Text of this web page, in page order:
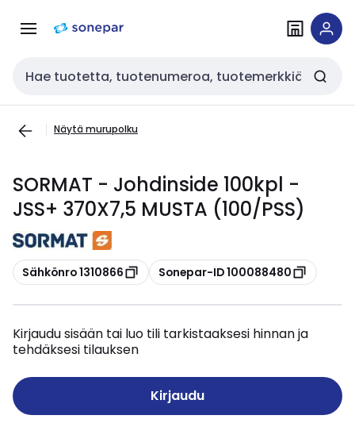
navigointiinsisältöön
Haku
Näytä murupolku
SORMAT - Johdinside 100kpl -
JSS+ 370X7,5 MUSTA (100/PSS)
Kopioi
Sähkönro 1310866 Kopioi
Sonepar-ID 100088480
Kirjaudu sisään tai luo tili tarkistaaksesi hinnan ja
tehdäksesi tilauksen
Kirjaudu